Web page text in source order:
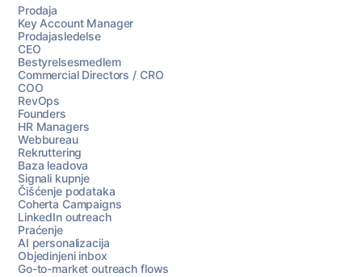
Prodaja
Key Account Manager
Prodajasledelse
CEO
Bestyrelsesmedlem
Commercial Directors / CRO
COO
RevOps
Founders
HR Managers
Webbureau
Rekruttering
Baza leadova
Signali kupnje
Čišćenje podataka
Coherta Campaigns
LinkedIn outreach
Praćenje
AI personalizacija
Objedinjeni inbox
Go-to-market outreach flows